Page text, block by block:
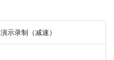
演示录制（减速）